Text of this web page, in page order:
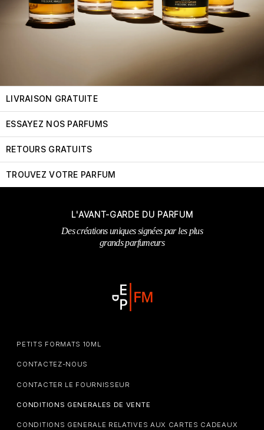
LIVRAISON GRATUITE
ESSAYEZ NOS PARFUMS
RETOURS GRATUITS
TROUVEZ VOTRE PARFUM
L'AVANT-GARDE DU PARFUM
Des créations uniques signées par les plus
grands parfumeurs
PETITS FORMATS 10ML
CONTACTEZ-NOUS
CONTACTER LE FOURNISSEUR
CONDITIONS GENERALES DE VENTE
CONDITIONS GENERALE RELATIVES AUX CARTES CADEAUX